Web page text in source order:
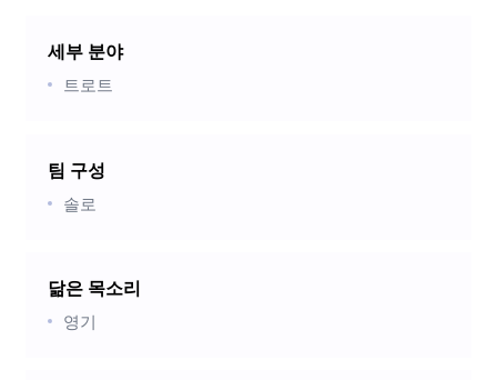
세부 분야
트로트
팀 구성
솔로
닮은 목소리
영기